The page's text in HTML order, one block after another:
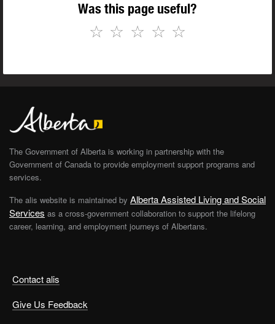
Was this page useful?
☆
☆
☆
☆
☆
Contact alis
Give Us Feedback
The Government of Alberta is working in partnership with the
Government of Canada to provide employment support programs and
services.
The alis website is maintained by Alberta Assisted Living and Social
Services as a cross-government collaboration to support the lifelong
career, learning, and employment journeys of Albertans.